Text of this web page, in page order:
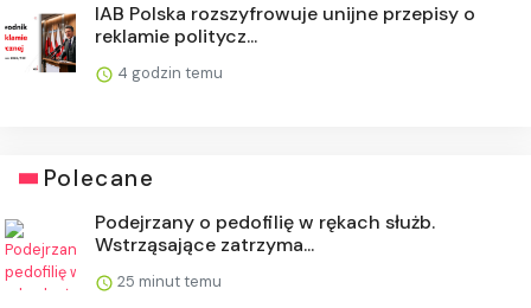
IAB Polska rozszyfrowuje unijne przepisy o
reklamie politycz...
4 godzin temu
Polecane
Podejrzany o pedofilię w rękach służb.
Wstrząsające zatrzyma...
25 minut temu